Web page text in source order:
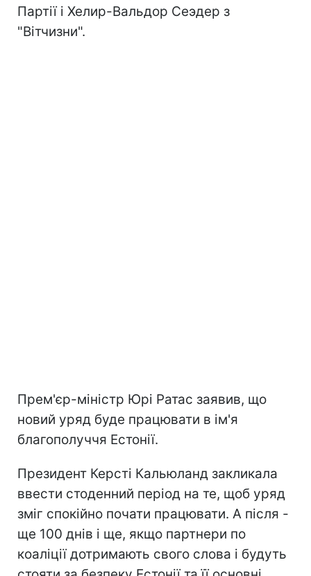
Партії і Хелир-Вальдор Сеэдер з
"Вітчизни".
Прем'єр-міністр Юрі Ратас заявив, що
новий уряд буде працювати в ім'я
благополуччя Естонії.
Президент Керсті Кальюланд закликала
ввести стоденний період на те, щоб уряд
зміг спокійно почати працювати. А після -
ще 100 днів і ще, якщо партнери по
коаліції дотримають свого слова і будуть